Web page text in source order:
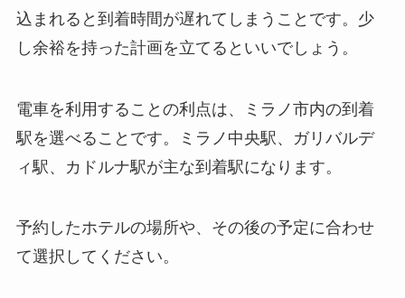
込まれると到着時間が遅れてしまうことです。少
し余裕を持った計画を立てるといいでしょう。
電車を利用することの利点は、ミラノ市内の到着
駅を選べることです。ミラノ中央駅、ガリバルデ
ィ駅、カドルナ駅が主な到着駅になります。
予約したホテルの場所や、その後の予定に合わせ
て選択してください。